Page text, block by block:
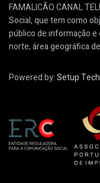
FAMALICÃO CANAL
Social, que tem como
público de informação
norte, área geográfica
Powered by:Setup Tech